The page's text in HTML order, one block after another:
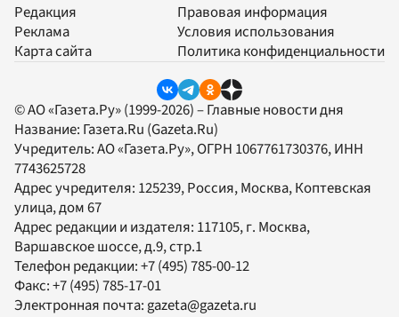
Редакция
Реклама
Карта сайта
Правовая информация
Условия использования
Политика конфиденциальности
© АО «Газета.Ру» (1999-2026) – Главные новости дня
Название: Газета.Ru (Gazeta.Ru)
Учредитель:АО «Газета.Ру», ОГРН 1067761730376, ИНН
7743625728
Адрес учредителя: 125239, Россия, Москва, Коптевская
улица, дом 67
Адрес редакции и издателя: 117105, г. Москва,
Варшавское шоссе, д.9, стр.1
Телефон редакции:+7 (495) 785-00-12
Факс:+7 (495) 785-17-01
Электронная почта: gazeta@gazeta.ru